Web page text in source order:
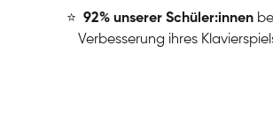
⭐ ️92% unserer Schüler:innen
Verbesserung ihres